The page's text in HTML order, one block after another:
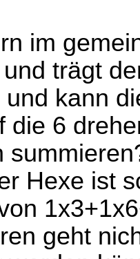
im
trägt
kann
die 6
Hexe ist
geht